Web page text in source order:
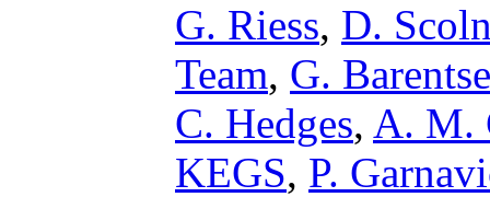
G. Riess, D.
Team, G.
C. Hedges, A. M.
KEGS, P.